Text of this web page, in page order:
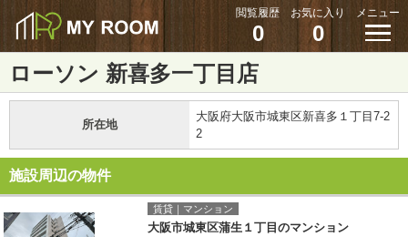
閲覧履歴
0
お気に入り
0
メニュー
ローソン 新喜多一丁目店
所在地
大阪府大阪市城東区新喜多１丁目7-2
2
施設周辺の物件
賃貸｜マンション
大阪市城東区蒲生１丁目のマンション